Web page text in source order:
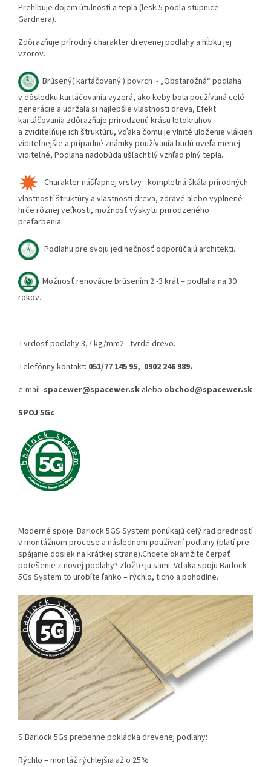
Prehlbuje dojem útulnosti a tepla (lesk 5 podľa stupnice
Gardnera).
Zdôrazňuje prírodný charakter drevenej podlahy a hĺbku jej
vzorov.
Brúsený( kartáčovaný ) povrch - „Obstarožná“ podlaha
v dôsledku kartáčovania vyzerá, ako keby bola používaná celé
generácie a udržala si najlepšie vlastnosti dreva, Efekt
kartáčovania zdôrazňuje prirodzenú krásu letokruhov
a zviditeľňuje ich štruktúru, vďaka čomu je vlnité uloženie vlákien
viditeľnejšie a prípadné známky používania budú oveľa menej
viditeľné, Podlaha nadobúda ušľachtilý vzhľad plný tepla.
Charakter nášľapnej vrstvy -kompletná škála prírodných
vlastností štruktúry a vlastností dreva, zdravé alebo vyplnené
hrče rôznej veľkosti, možnosť výskytu prirodzeného
prefarbenia.
Podlahu pre svoju jedinečnosť odporúčajú architekti.
Možnosť renovácie brúsením 2 -3 krát = podlaha na 30
rokov.
Tvrdosť podlahy 3,7 kg/mm2 - tvrdé drevo.
Telefónny kontakt: 051/77 145 95, 0902 246 989.
e-mail: spacewer@spacewer.sk alebo obchod@spacewer.sk
SPOJ 5Gc
Moderné spoje Barlock 5GS System ponúkajú celý rad predností
v montážnom procese a následnom používaní podlahy (platí pre
spájanie dosiek na krátkej strane).Chcete okamžite čerpať
potešenie z novej podlahy? Zložte ju sami. Vďaka spoju Barlock
5Gs System to urobíte ľahko – rýchlo, ticho a pohodlne.
S Barlock 5Gs prebehne pokládka drevenej podlahy:
Rýchlo – montáž rýchlejšia až o 25%